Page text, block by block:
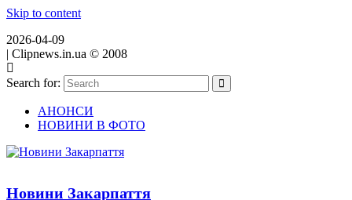
Skip to content
2026-04-09
| Clipnews.in.ua © 2008
Search for:
АНОНСИ
НОВИНИ В ФОТО
Новини Закарпаття